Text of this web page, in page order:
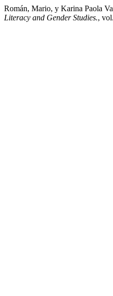
Román, Mario, y Karina Paola
Literacy and Gender Studies.,